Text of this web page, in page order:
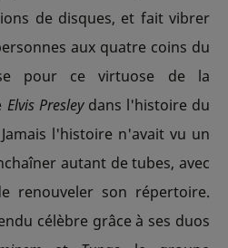
de disques, et fait vibrer
aux quatre coins du
pour ce virtuose de la
Elvis Presleydans l'histoire du
l'histoire n'avait vu un
autant de tubes, avec
renouveler son répertoire.
célèbre grâce à ses duos